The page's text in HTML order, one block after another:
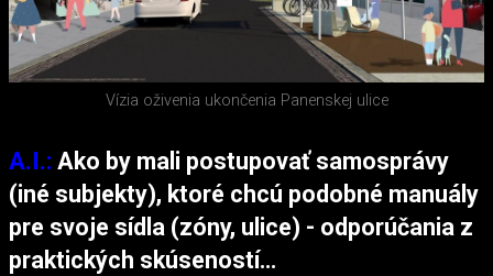
Vízia oživenia ukončenia Panenskej ulice
A.I.: Ako by mali postupovať samosprávy
(iné subjekty), ktoré chcú podobné manuály
pre svoje sídla (zóny, ulice) - odporúčania z
praktických skúseností…